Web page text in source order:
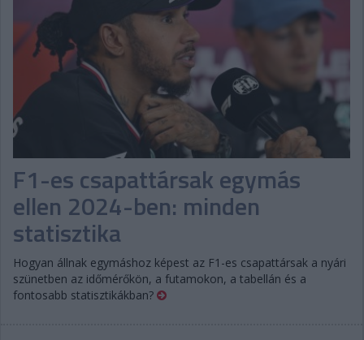
DIGITÁLIS MAGAZIN
PONTÁLLÁSOK
VERSENYNAPTÁRAK
F1-es csapattársak egymás
ellen 2024-ben: minden
statisztika
Hogyan állnak egymáshoz képest az F1-es csapattársak a nyári
szünetben az időmérőkön, a futamokon, a tabellán és a
fontosabb statisztikákban?